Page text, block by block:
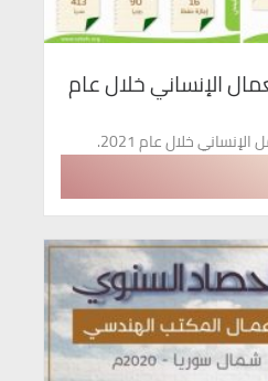
الإنساني خلال عام
خلال عام 2021.